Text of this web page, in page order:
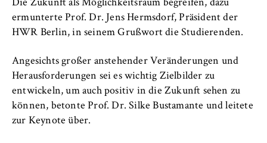
S
c
h
o
o
l
o
f
E
FB 3 Allgemeine Verwaltung
FB 4 Rechtspflege
FB 5 Polizei und
Sicherheitsmanagement
Die Zukunft als Möglichkeitsraum begreifen, dazu
ermunterte Prof. Dr. Jens Hermsdorf, Präsident der
HWR Berlin, in seinem Grußwort die Studierenden.
Angesichts großer anstehender Veränderungen und
Herausforderungen sei es wichtig Zielbilder zu
entwickeln, um auch positiv in die Zukunft sehen zu
können, betonte Prof. Dr. Silke Bustamante und leitete
zur Keynote über.
Cookie Laufzeit:
1 Jahr
TYPO3 Frontend Nutzer
Name:
fe_typo_user